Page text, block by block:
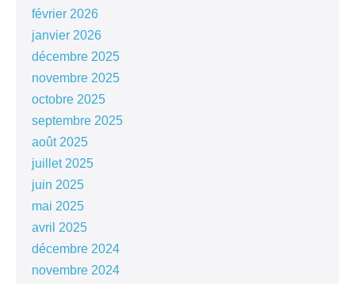
février 2026
janvier 2026
décembre 2025
novembre 2025
octobre 2025
septembre 2025
août 2025
juillet 2025
juin 2025
mai 2025
avril 2025
décembre 2024
novembre 2024